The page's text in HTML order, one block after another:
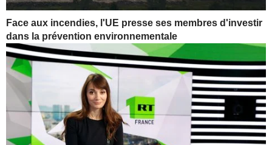
Face aux incendies, l'UE presse ses membres d'investir
dans la prévention environnementale